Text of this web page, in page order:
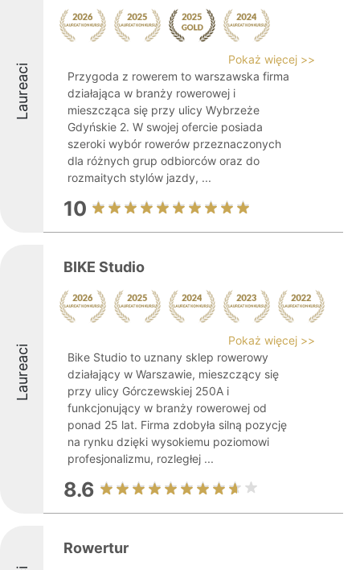
Laureaci
Pokaż więcej >>
Przygoda z rowerem to warszawska firma
działająca w branży rowerowej i
mieszcząca się przy ulicy Wybrzeże
Gdyńskie 2. W swojej ofercie posiada
szeroki wybór rowerów przeznaczonych
dla różnych grup odbiorców oraz do
rozmaitych stylów jazdy, ...
10
Laureaci
BIKE Studio
Pokaż więcej >>
Bike Studio to uznany sklep rowerowy
działający w Warszawie, mieszczący się
przy ulicy Górczewskiej 250A i
funkcjonujący w branży rowerowej od
ponad 25 lat. Firma zdobyła silną pozycję
na rynku dzięki wysokiemu poziomowi
profesjonalizmu, rozległej ...
8.6
Rowertur